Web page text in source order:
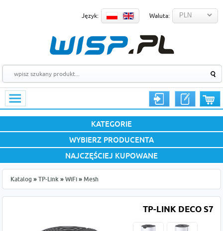
Język: Waluta:
KATEGORIE
WYBIERZ PRODUCENTA
NAJCZĘŚCIEJ KUPOWANE
Katalog » TP-Link » WiFi » Mesh
TP-LINK DECO S7